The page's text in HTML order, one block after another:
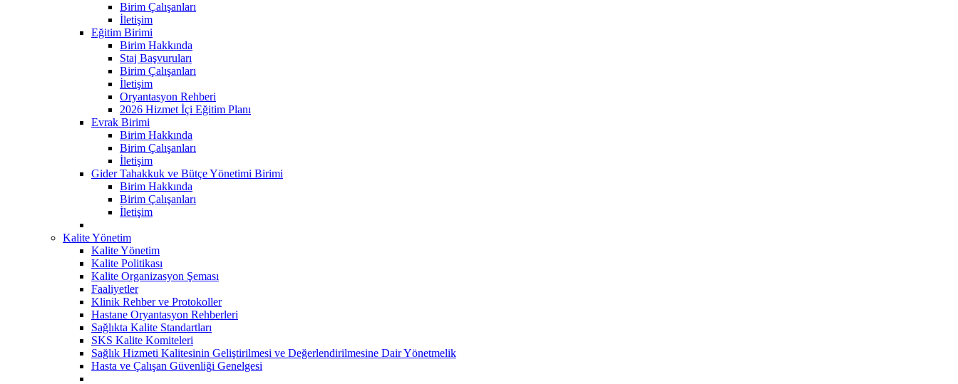
Birim Çalışanları
İletişim
Eğitim Birimi
Birim Hakkında
Staj Başvuruları
Birim Çalışanları
İletişim
Oryantasyon Rehberi
2026 Hizmet İçi Eğitim Planı
Evrak Birimi
Birim Hakkında
Birim Çalışanları
İletişim
Gider Tahakkuk ve Bütçe Yönetimi Birimi
Birim Hakkında
Birim Çalışanları
İletişim
Kalite Yönetim
Kalite Yönetim
Kalite Politikası
Kalite Organizasyon Şeması
Faaliyetler
Klinik Rehber ve Protokoller
Hastane Oryantasyon Rehberleri
Sağlıkta Kalite Standartları
SKS Kalite Komiteleri
Sağlık Hizmeti Kalitesinin Geliştirilmesi ve Değerlendirilmesine Dair Yönetmelik
Hasta ve Çalışan Güvenliği Genelgesi